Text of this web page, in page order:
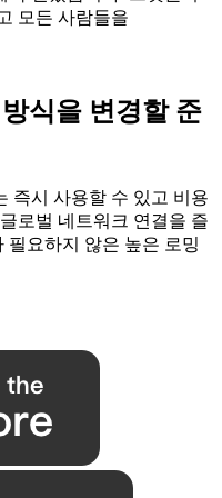
모든 사람들을
식을 변경할 준
즉시 사용할 수 있고 비용
로벌 네트워크 연결을 즐
필요하지 않은 높은 로밍